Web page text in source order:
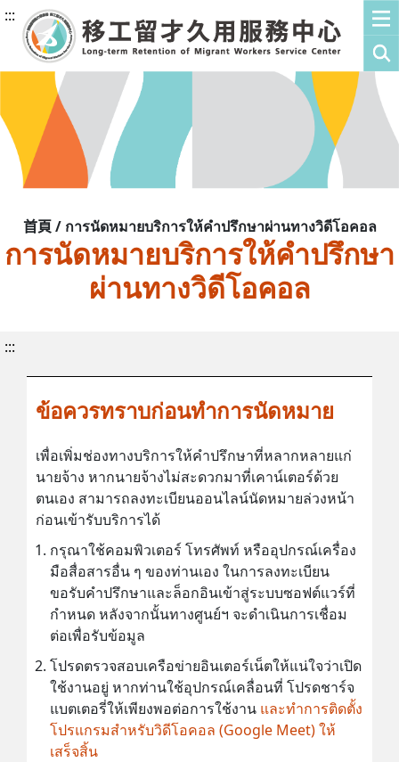
:::
首頁 / การนัดหมายบริการให้คำปรึกษาผ่านทางวิดีโอคอล
การนัดหมายบริการให้คำปรึกษา
ผ่านทางวิดีโอคอล
:::
ข้อควรทราบก่อนทำการนัดหมาย
เพื่อเพิ่มช่องทางบริการให้คำปรึกษาที่หลากหลายแก่
นายจ้าง หากนายจ้างไม่สะดวกมาที่เคาน์เตอร์ด้วย
ตนเอง สามารถลงทะเบียนออนไลน์นัดหมายล่วงหน้า
ก่อนเข้ารับบริการได้
กรุณาใช้คอมพิวเตอร์ โทรศัพท์ หรืออุปกรณ์เครื่อง
มือสื่อสารอื่น ๆ ของท่านเอง ในการลงทะเบียน
ขอรับคำปรึกษาและล็อกอินเข้าสู่ระบบซอฟต์แวร์ที่
กำหนด หลังจากนั้นทางศูนย์ฯ จะดำเนินการเชื่อม
ต่อเพื่อรับข้อมูล
โปรดตรวจสอบเครือข่ายอินเตอร์เน็ตให้แน่ใจว่าเปิด
ใช้งานอยู่ หากท่านใช้อุปกรณ์เคลื่อนที่ โปรดชาร์จ
แบตเตอรี่ให้เพียงพอต่อการใช้งาน และทำการติดตั้ง
โปรแกรมสำหรับวิดีโอคอล (Google Meet) ให้
เสร็จสิ้น